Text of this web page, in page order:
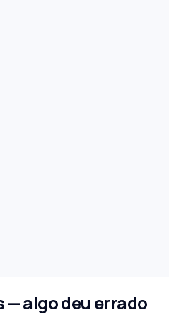
— algo deu errado